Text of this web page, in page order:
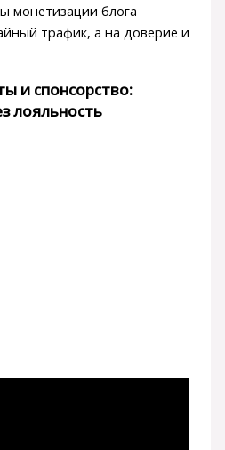
монетизации блога
трафик, а на доверие и
и спонсорство:
лояльность